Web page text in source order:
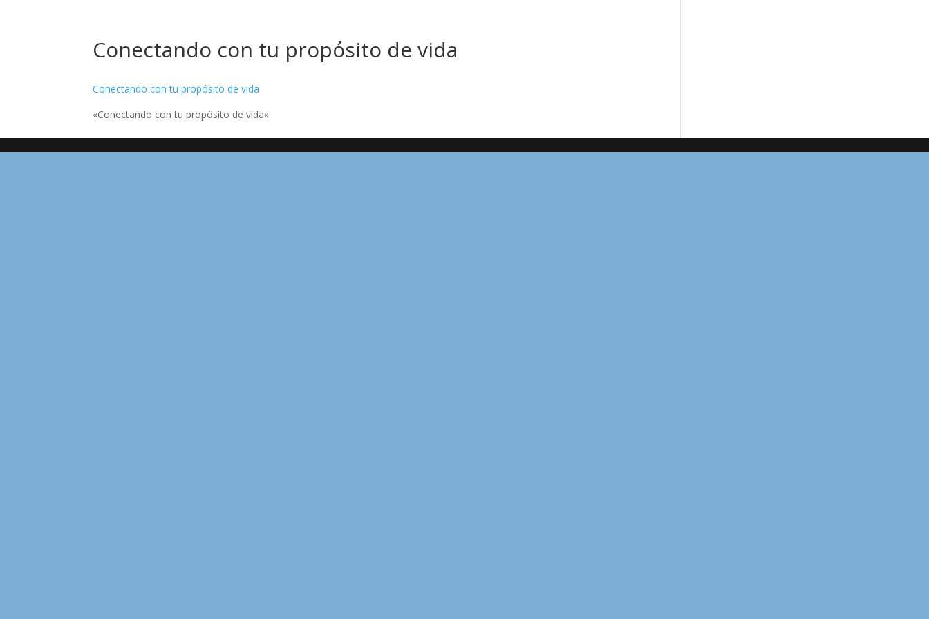
Conectando con tu propósito de vida
Conectando con tu propósito de vida
«Conectando con tu propósito de vida».